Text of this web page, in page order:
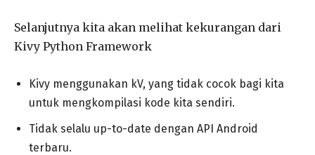
Selanjutnya kita akan melihat kekurangan dari
Kivy Python Framework
Kivy menggunakan kV, yang tidak cocok bagi kita
untuk mengkompilasi kode kita sendiri.
Tidak selalu up-to-date dengan API Android
terbaru.